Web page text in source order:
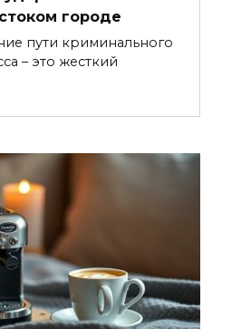
городе
пути криминального
– это жесткий